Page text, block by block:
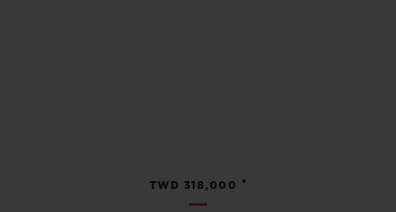
TWD 318,000 •